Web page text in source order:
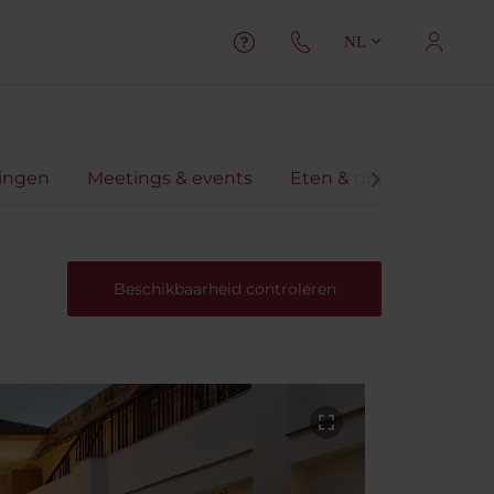
NL
Meetings & events Eten & drinken
Beschikbaarheid controleren